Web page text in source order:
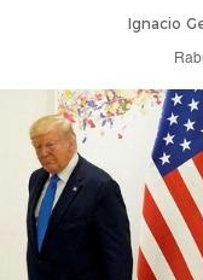
Ignacio